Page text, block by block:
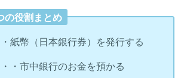
の役割まとめ
紙幣（日本銀行券）を発行する
・市中銀行のお金を預かる